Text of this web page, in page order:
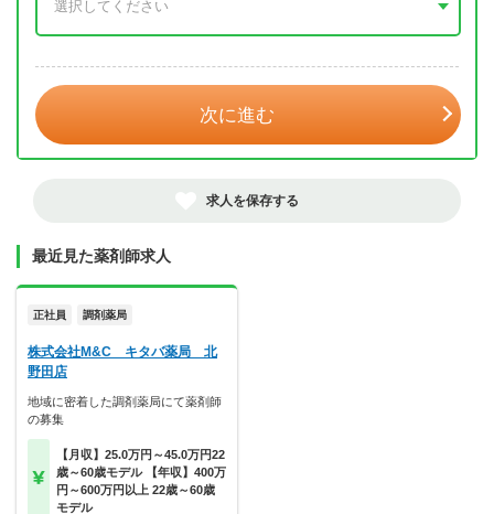
次に進む
求人を保存する
最近見た薬剤師求人
正社員 調剤薬局
株式会社M&C キタバ薬局 北
野田店
地域に密着した調剤薬局にて薬剤師
の募集
【月収】25.0万円～45.0万円22
歳～60歳モデル 【年収】400万
円～600万円以上 22歳～60歳
モデル